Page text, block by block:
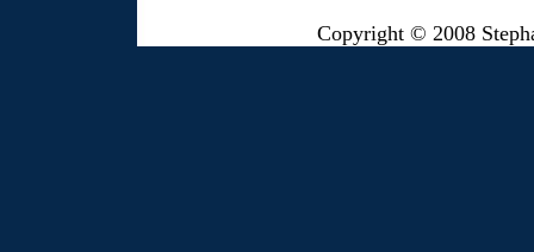
Copyright © 2008